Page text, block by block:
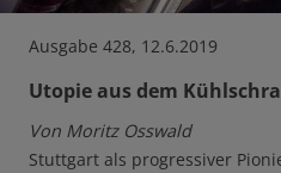
Ausgabe 428, 12.6.2019
Utopie aus dem
Von Moritz Osswald
Stuttgart als progressiver